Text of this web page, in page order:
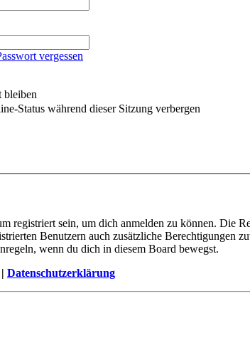
vergessen
bleiben
Status während dieser Sitzung verbergen
registriert sein, um dich anmelden zu können. Die
Benutzern auch zusätzliche Berechtigungen
wenn du dich in diesem Board bewegst.
| Datenschutzerklärung